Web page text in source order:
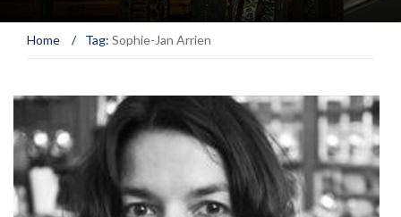
Home / Tag: Sophie-Jan Arrien